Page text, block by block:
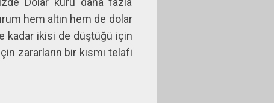
hem altın hem de dolar
kadar ikisi de düştüğü için
zararların bir kısmı telafi